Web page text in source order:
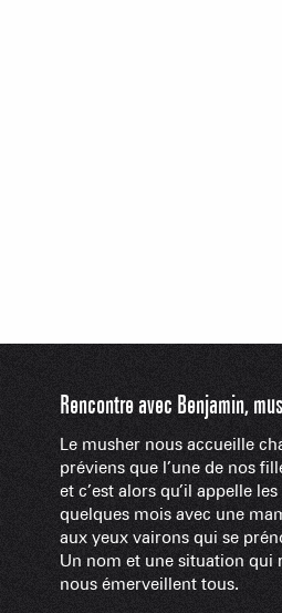
Rencontre avec Benjamin,
Le musher nous accueille
préviens que l’une de nos
et c’est alors qu’il appelle
quelques mois avec une
aux yeux vairons qui se
Un nom et une situation qui
nous émerveillent tous.